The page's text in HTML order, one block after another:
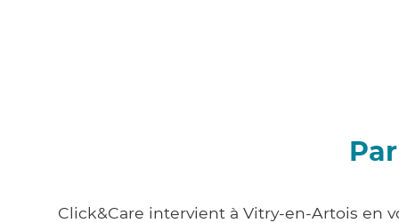
Click&Care intervient à Vitry-en-Artois en